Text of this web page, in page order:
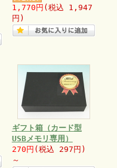
1,770円 (税込 1,947
円)
ギフト箱（カード型
USBメモリ専用）
270円 (税込 297円)
～